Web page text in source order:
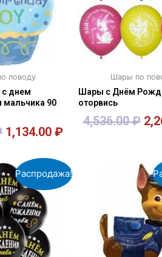
поводу
с днем
90
1,134.00₽
Шары по
Шары с Днём
оторвись
4,536.00₽
Распродажа!